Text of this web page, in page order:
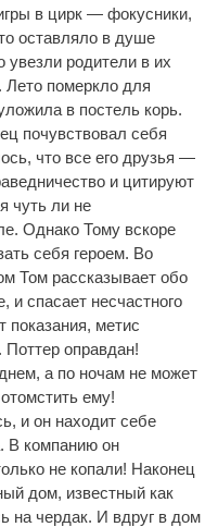
в цирк — фокусники,
оставляло в душе
родители в их
Лето померкло для
в постель корь.
почувствовал себя
что все его друзья —
и цитируют
чуть ли не
Однако Тому вскоре
себя героем. Во
Том рассказывает обо
и спасает несчастного
показания, метис
Поттер оправдан!
а по ночам не может
ему!
и он находит себе
В компанию он
не копали! Наконец
дом, известный как
на чердак. И вдруг в дом